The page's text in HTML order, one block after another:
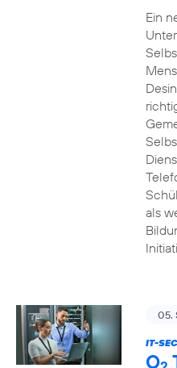
Ein
als
05.
IT-
O